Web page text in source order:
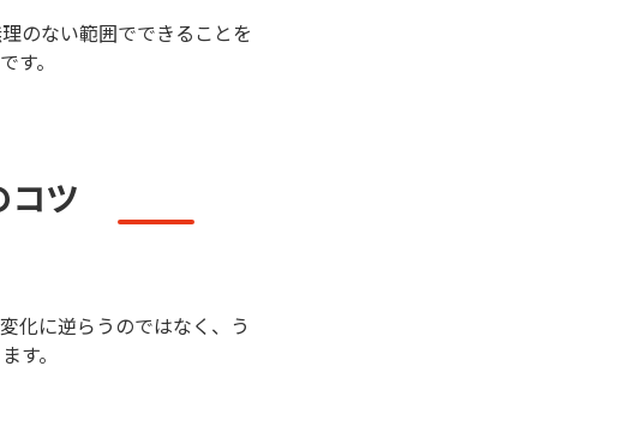
のない範囲でできることを
す。
コツ
化に逆らうのではなく、う
す。